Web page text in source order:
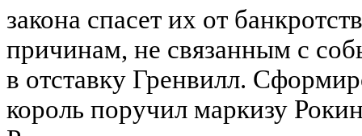
закона спасет их от
причинам, не связанным с
в отставку Гренвилл.
король поручил маркизу